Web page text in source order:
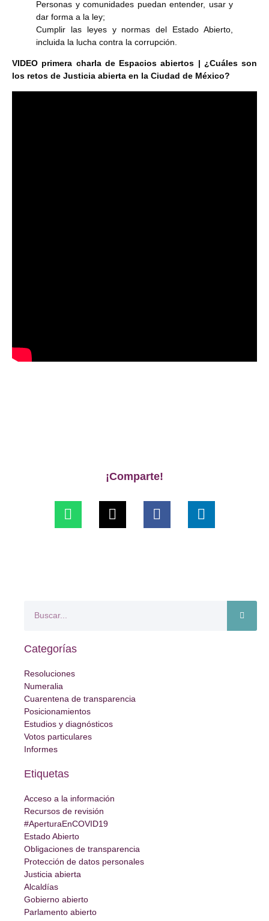
Personas y comunidades puedan entender, usar y
dar forma a la ley;
Cumplir las leyes y normas del Estado Abierto,
incluida la lucha contra la corrupción.
VIDEO primera charla de Espacios abiertos | ¿Cuáles son
los retos de Justicia abierta en la Ciudad de México?
¡Comparte!
Categorías
Resoluciones
Numeralia
Cuarentena de transparencia
Posicionamientos
Estudios y diagnósticos
Votos particulares
Informes
Etiquetas
Acceso a la información
Recursos de revisión
#AperturaEnCOVID19
Estado Abierto
Obligaciones de transparencia
Protección de datos personales
Justicia abierta
Alcaldías
Gobierno abierto
Parlamento abierto